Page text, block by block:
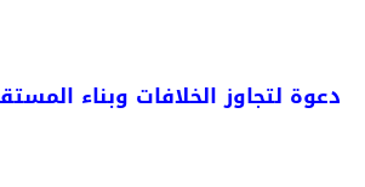
دعوة لتجاوز الخلافات وبناء